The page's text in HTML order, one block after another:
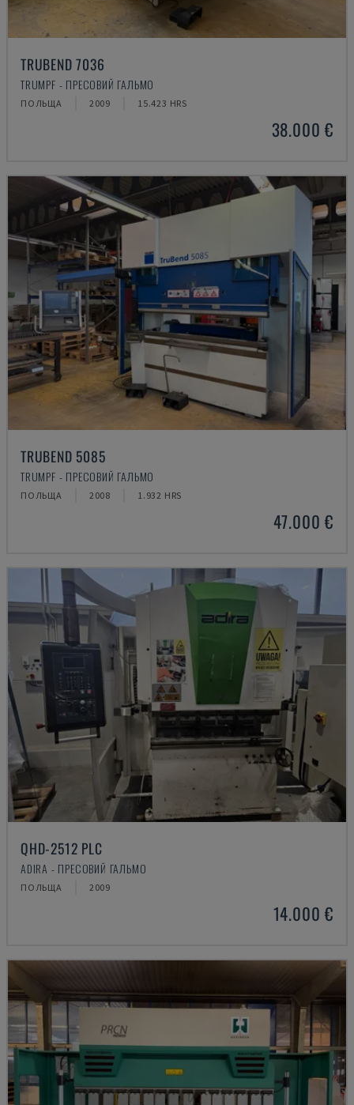
TRUBEND 7036
TRUMPF - ПРЕСОВИЙ ГАЛЬМО
ПОЛЬЩА 2009 15.423 HRS
38.000 €
TRUBEND 5085
TRUMPF - ПРЕСОВИЙ ГАЛЬМО
ПОЛЬЩА 2008 1.932 HRS
47.000 €
QHD-2512 PLC
ADIRA - ПРЕСОВИЙ ГАЛЬМО
ПОЛЬЩА 2009
14.000 €